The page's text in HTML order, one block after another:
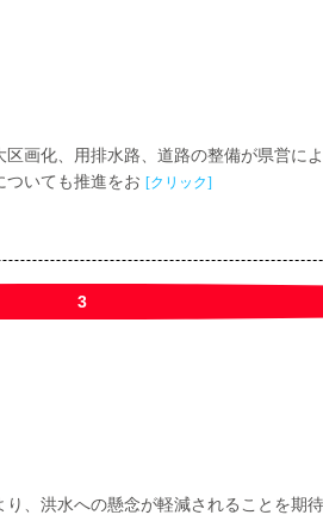
画化、用排水路、道路の整備が県営に
ついても推進をお [クリック]
3
、洪水への懸念が軽減されることを期